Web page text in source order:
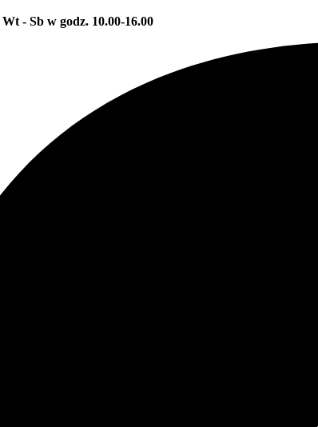
Wt - Sb w godz. 10.00-16.00